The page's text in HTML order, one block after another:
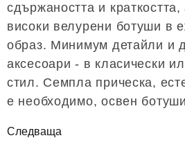
сдържаността и
високи велурени ботуши в
образ. Минимум детайли и
аксесоари - в класически
стил. Семпла прическа,
е необходимо, освен
Следваща